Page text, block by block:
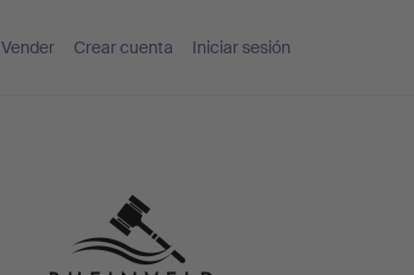
Vender Crear cuenta Iniciar sesión